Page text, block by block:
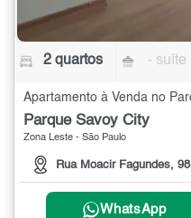
2 quartos - suíte
Parque Savoy City
Zona Leste - São Paulo
Rua Moacir Fagundes, 98
WhatsApp